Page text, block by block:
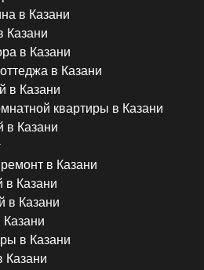
в Казани
Казани
в Казани
в Казани
в Казани
квартиры в Казани
в Казани
в Казани
в Казани
в Казани
в Казани
Казани